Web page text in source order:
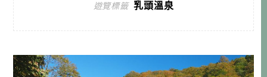
遊覽標籤 乳頭溫泉